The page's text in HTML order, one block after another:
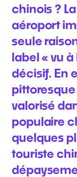
chinois ?
aéroport
seule
label « vu
décisif. En
pittoresque
valorisé
populaire
quelques
touriste